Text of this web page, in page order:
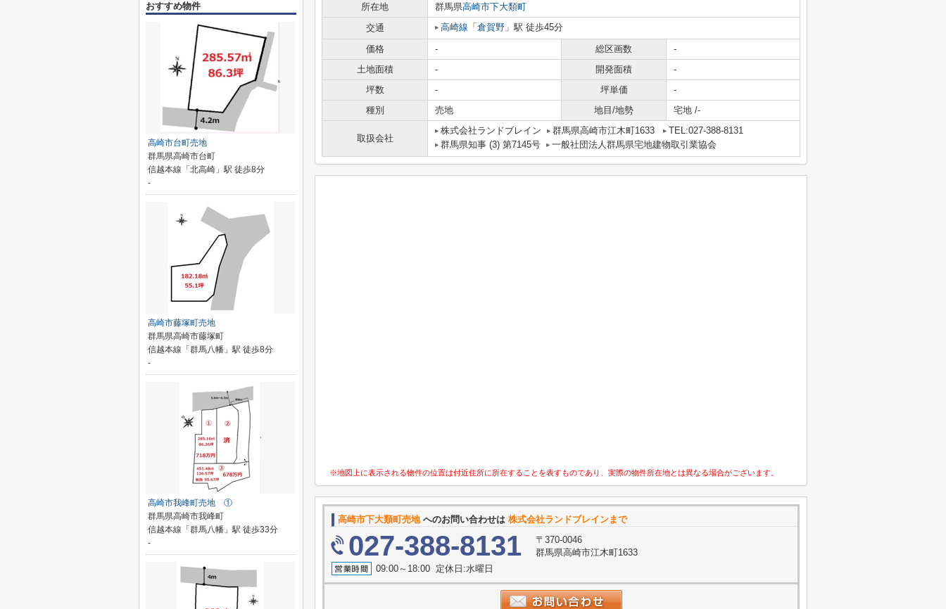
所在地 群馬県高崎市下大類町
交通
高崎線 「 倉賀野 」駅 徒歩45分
価格 - 総区画数
-
土地面積
- 開発面積
-
坪数
- 坪単価
-
種別
売地 地目/地勢 宅地 /-
取扱会社
株式会社ランドブレイン 群馬県高崎市江木町1633
TEL:027-388-8131
群馬県知事 (3) 第7145号
一般社団法人群馬県宅地建物取引業協会
※地図上に表示される物件の位置は付近住所に所在することを表すものであり、実際の物件所在地とは異なる場合がございます。
高崎市下大類町売地へのお問い合わせは 株式会社ランドブレインまで
027-388-8131
〒370-0046
群馬県高崎市江木町1633
09:00～18:00 定休日:水曜日
おすすめ物件
高崎市台町売地
群馬県高崎市台町
信越本線「北高崎」駅 徒歩8分
-
高崎市藤塚町売地
群馬県高崎市藤塚町
信越本線「群馬八幡」駅 徒歩8分
-
高崎市我峰町売地 ①
群馬県高崎市我峰町
信越本線「群馬八幡」駅 徒歩33分
-